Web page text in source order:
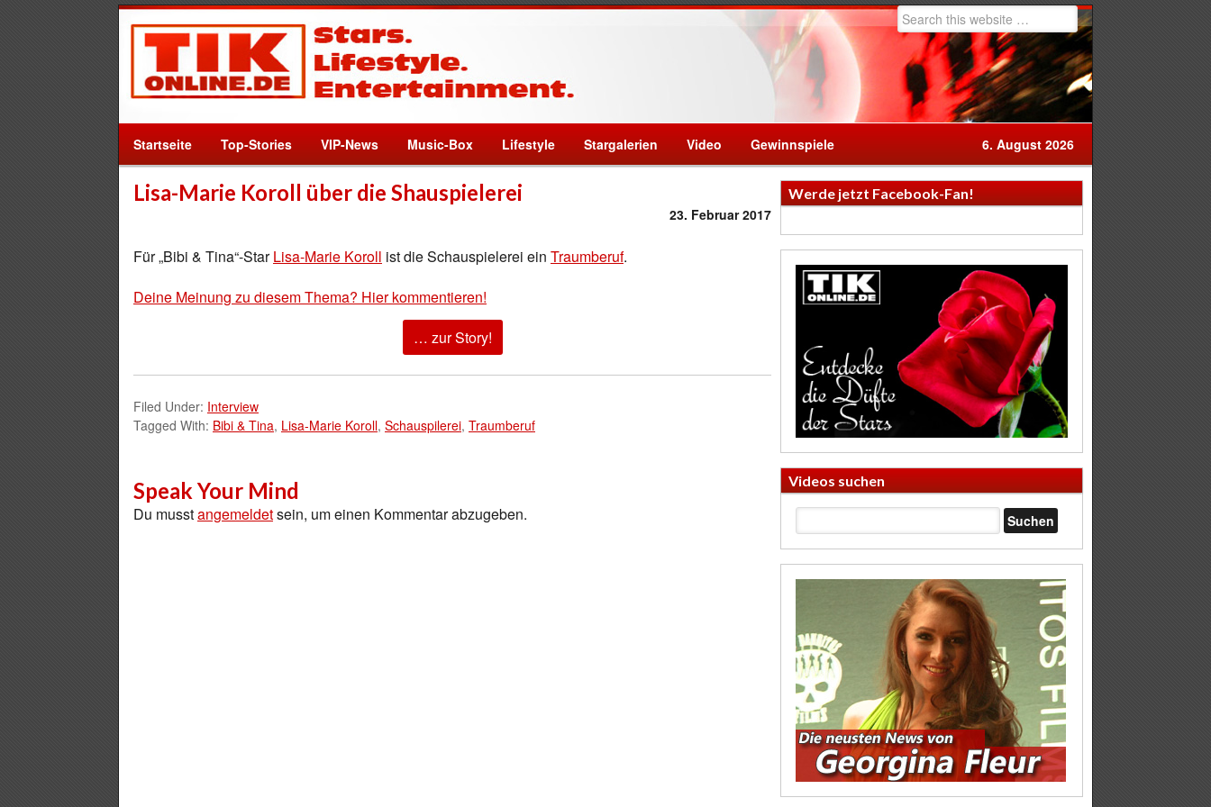
Startseite Top-Stories VIP-News Music-Box Lifestyle Stargalerien Video Gewinnspiele 6. August 2026
Lisa-Marie Koroll über die Shauspielerei
23. Februar 2017
Für „Bibi & Tina“-StarLisa-Marie Koroll ist die Schauspielerei ein Traumberuf.
Deine Meinung zu diesem Thema? Hier kommentieren!
… zur Story!
Filed Under: Interview
Tagged With: Bibi & Tina, Lisa-Marie Koroll, Schauspilerei, Traumberuf
Speak Your Mind
Du musstangemeldetsein, um einen Kommentar abzugeben.
Werde jetzt Facebook-Fan!
Videos suchen